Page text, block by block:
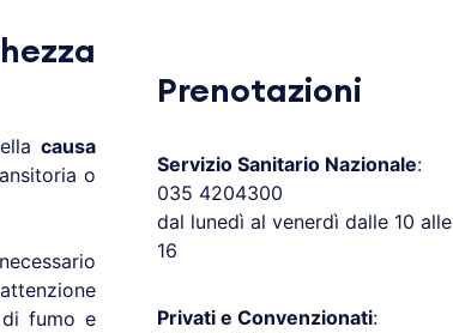
causa
o
di fumo e
Prenotazioni
Servizio Sanitario Nazionale:
035 4204300
dal lunedì al venerdì dalle 10 alle
16
Privati e Convenzionati: